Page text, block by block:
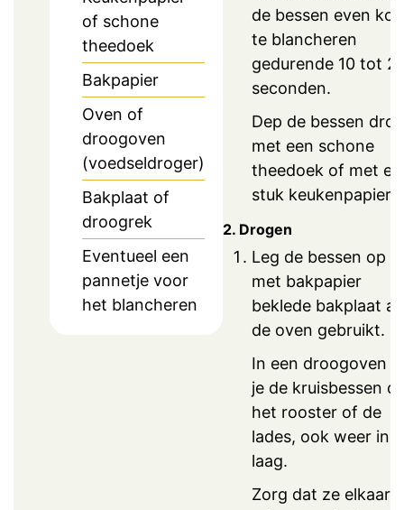
of schone
theedoek
Bakpapier
Oven of
droogoven
(voedseldroger)
Bakplaat of
droogrek
Eventueel een
pannetje voor
het blancheren
de bessen even
te blancheren
gedurende 10 tot
seconden.
Dep de bessen
met een schone
theedoek of met
stuk keukenpapier.
2. Drogen
Leg de bessen op
met bakpapier
beklede bakplaat
de oven gebruikt.
In een droogoven
je de kruisbessen
het rooster of de
lades, ook weer in
laag.
Zorg dat ze elkaar